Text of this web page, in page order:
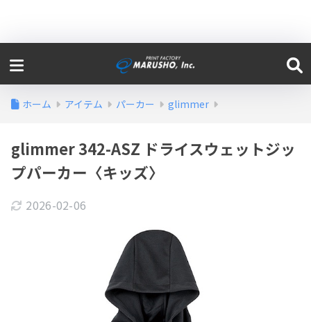
ホーム アイテム パーカー glimmer
glimmer 342-ASZ ドライスウェットジッ
プパーカー〈キッズ〉
2026-02-06